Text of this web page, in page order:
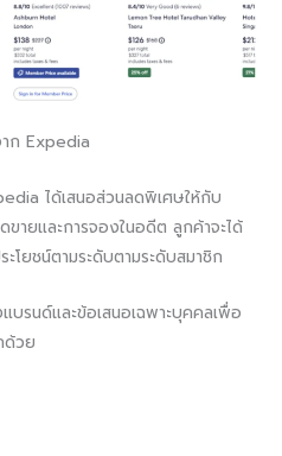
ก Expedia
ได้เสนอส่วนลดพิเศษให้กับ
ายและการจองในอดีต ลูกค้าจะได้
ยชน์ตามระดับตามระดับสมาชิก
บรนด์และข้อเสนอเฉพาะบุคคลเพื่อ
ด้วย